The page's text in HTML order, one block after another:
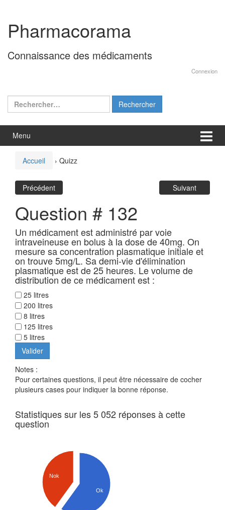
contenu
menu
principal
Pharmacorama
Connaissance des médicaments
Connexion
Rechercher :
Menu
Accueil › Quizz
Précédent Suivant
Question # 132
Un médicament est administré par voie
intraveineuse en bolus à la dose de 40mg. On
mesure sa concentration plasmatique initiale et
on trouve 5mg/L. Sa demi-vie d'élimination
plasmatique est de 25 heures. Le volume de
distribution de ce médicament est :
25 litres
200 litres
8 litres
125 litres
5 litres
Notes :
Pour certaines questions, il peut être nécessaire de cocher
plusieurs cases pour indiquer la bonne réponse.
Statistiques sur les 5 052 réponses à cette
question
Nok
Ok